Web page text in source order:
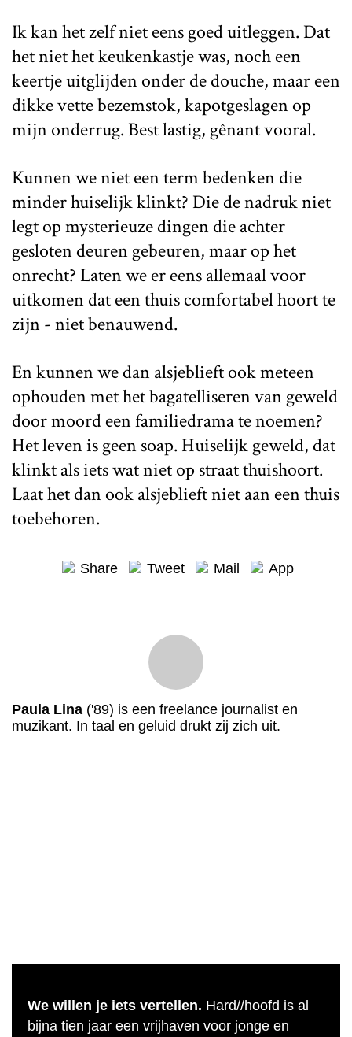
Ik kan het zelf niet eens goed uitleggen. Dat
het niet het keukenkastje was, noch een
keertje uitglijden onder de douche, maar een
dikke vette bezemstok, kapotgeslagen op
mijn onderrug. Best lastig, gênant vooral.
Kunnen we niet een term bedenken die
minder huiselijk klinkt? Die de nadruk niet
legt op mysterieuze dingen die achter
gesloten deuren gebeuren, maar op het
onrecht? Laten we er eens allemaal voor
uitkomen dat een thuis comfortabel hoort te
zijn - niet benauwend.
En kunnen we dan alsjeblieft ook meteen
ophouden met het bagatelliseren van geweld
door moord een familiedrama te noemen?
Het leven is geen soap. Huiselijk geweld, dat
klinkt als iets wat niet op straat thuishoort.
Laat het dan ook alsjeblieft niet aan een thuis
toebehoren.
Share Tweet Mail App
Paula Lina ('89) is een freelance journalist en
muzikant. In taal en geluid drukt zij zich uit.
We willen je iets vertellen. Hard//hoofd is al
bijna tien jaar een vrijhaven voor jonge en